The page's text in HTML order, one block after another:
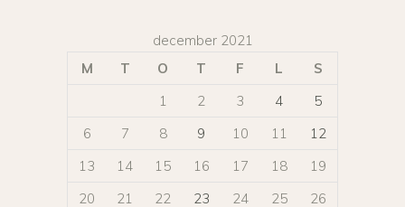
december 2021
M
T O T F L
S
1
2 3 4
5
6
7 8 9 10 11
12
13
14 15 16 17 18
19
20
21 22 23 24 25 26